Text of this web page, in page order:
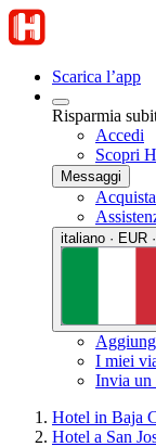
Scarica l’app
Risparmia
Accedi
Scopri
Messaggi
italiano · EUR
I miei
Invia un
Hotel in Baja
Hotel a San